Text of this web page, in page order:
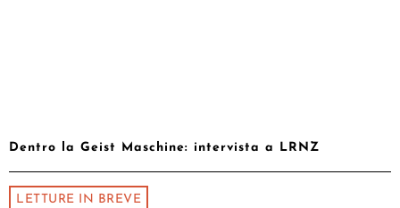
Dentro la Geist Maschine: intervista a LRNZ
LETTURE IN BREVE